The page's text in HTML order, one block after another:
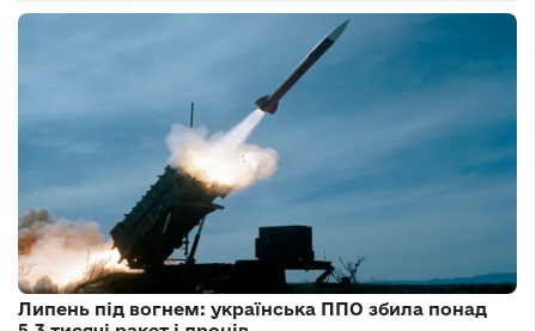
Липень під вогнем: українська ППО збила понад